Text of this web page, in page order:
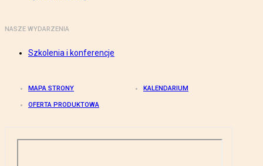
NASZE WYDARZENIA
Szkolenia i konferencje
MAPA STRONY KALENDARIUM
OFERTA PRODUKTOWA